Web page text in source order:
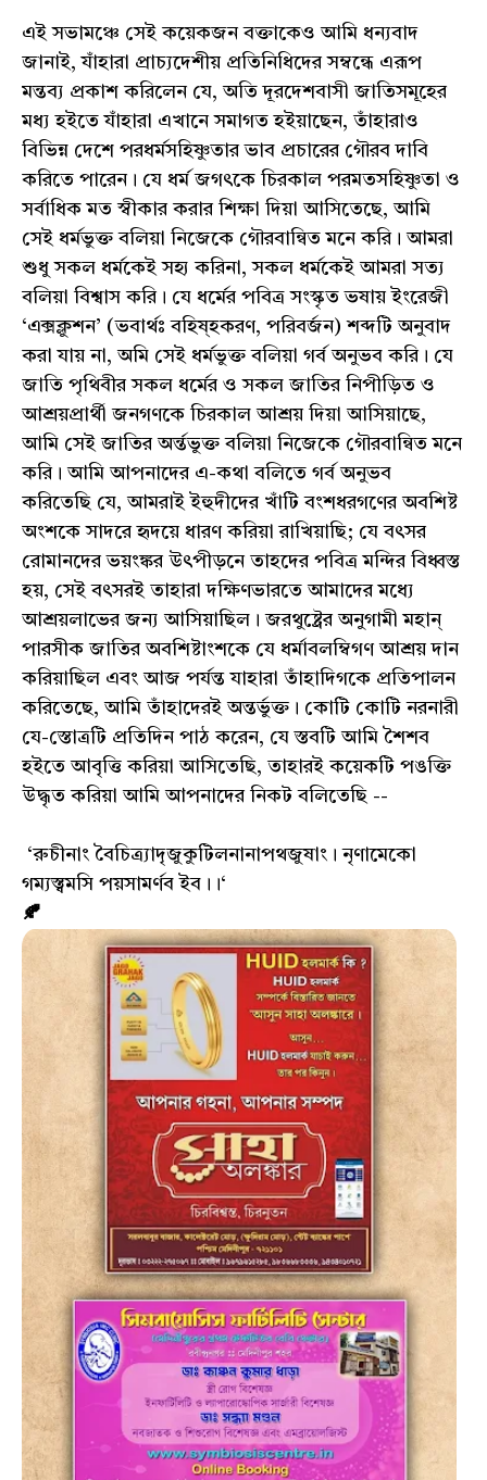
এই সভামঞ্চে সেই কয়েকজন বক্তাকেও আমি ধন্যবাদ
জানাই, যাঁহারা প্রাচ্যদেশীয় প্রতিনিধিদের সম্বন্ধে এরূপ
মন্তব্য প্রকাশ করিলেন যে, অতি দূরদেশবাসী জাতিসমূহের
মধ্য হইতে যাঁহারা এখানে সমাগত হইয়াছেন, তাঁহারাও
বিভিন্ন দেশে পরধর্মসহিষ্ণুতার ভাব প্রচারের গৌরব দাবি
করিতে পারেন। যে ধর্ম জগৎকে চিরকাল পরমতসহিষ্ণুতা ও
সর্বাধিক মত স্বীকার করার শিক্ষা দিয়া আসিতেছে, আমি
সেই ধর্মভুক্ত বলিয়া নিজেকে গৌরবান্বিত মনে করি। আমরা
শুধু সকল ধর্মকেই সহ্য করিনা, সকল ধর্মকেই আমরা সত্য
বলিয়া বিশ্বাস করি। যে ধর্মের পবিত্র সংস্কৃত ভষায় ইংরেজী
‘এক্সক্লুশন’ (ভবার্থঃ বহিষ্হকরণ, পরিবর্জন) শব্দটি অনুবাদ
করা যায় না, অমি সেই ধর্মভুক্ত বলিয়া গর্ব অনুভব করি। যে
জাতি পৃথিবীর সকল ধর্মের ও সকল জাতির নিপীড়িত ও
আশ্রয়প্রার্থী জনগণকে চিরকাল আশ্রয় দিয়া আসিয়াছে,
আমি সেই জাতির অর্ন্তভুক্ত বলিয়া নিজেকে গৌরবান্বিত মনে
করি। আমি আপনাদের এ-কথা বলিতে গর্ব অনুভব
করিতেছি যে, আমরাই ইহুদীদের খাঁটি বংশধরগণের অবশিষ্ট
অংশকে সাদরে হৃদয়ে ধারণ করিয়া রাখিয়াছি; যে বৎসর
রোমানদের ভয়ংঙ্কর উৎপীড়নে তাহদের পবিত্র মন্দির বিধ্বস্ত
হয়, সেই বৎসরই তাহারা দক্ষিণভারতে আমাদের মধ্যে
আশ্রয়লাভের জন্য আসিয়াছিল। জরথুষ্ট্রের অনুগামী মহান্
পারসীক জাতির অবশিষ্টাংশকে যে ধর্মাবলম্বিগণ আশ্রয় দান
করিয়াছিল এবং আজ পর্যন্ত যাহারা তাঁহাদিগকে প্রতিপালন
করিতেছে, আমি তাঁহাদেরই অন্তর্ভুক্ত। কোটি কোটি নরনারী
যে-স্তোত্রটি প্রতিদিন পাঠ করেন, যে স্তবটি আমি শৈশব
হইতে আবৃত্তি করিয়া আসিতেছি, তাহারই কয়েকটি পঙক্তি
উদ্ধৃত করিয়া আমি আপনাদের নিকট বলিতেছি --
‘রুচীনাং বৈচিত্র্যাদৃজুকুটিলনানাপথজুষাং। নৃণামেকো
গম্যস্ত্বমসি পয়সামর্ণব ইব।।‘
🍂